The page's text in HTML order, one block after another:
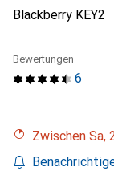
Blackberry KEY2
6
Bewertungen
Zwischen